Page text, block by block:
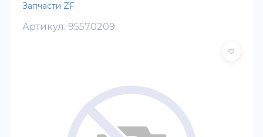
Запчасти ZF
Артикул: 95570209